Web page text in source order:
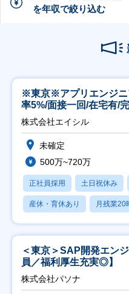
を年収で絞り込む
※東京※アプリエンジニ
率5%/面接一回/在宅有/
株式会社エイシル
未確定
500万~720万
正社員採用 土日祝休み
産休・育休あり 月残業20
＜東京＞SAP開発エン
員／福利厚生充実◎】
株式会社パソナ